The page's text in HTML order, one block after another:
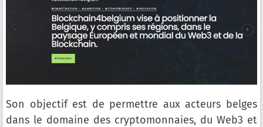
Son objectif est de permettre aux acteurs belges
dans le domaine des cryptomonnaies, du Web3 et